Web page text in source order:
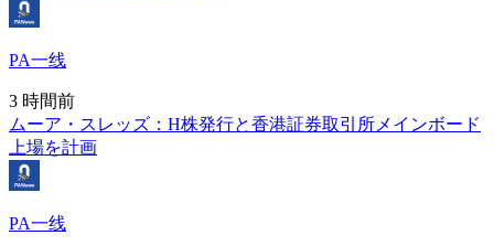
PA一线
3 時間前
ムーア・スレッズ：H株発行と香港証券取引所メインボード
上場を計画
PA一线